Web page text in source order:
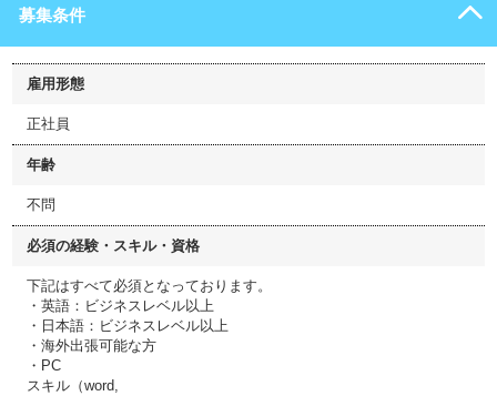
募集条件
雇用形態
正社員
年齢
不問
必須の経験・スキル・資格
下記はすべて必須となっております。
・英語：ビジネスレベル以上
・日本語：ビジネスレベル以上
・海外出張可能な方
・PC
スキル（word,